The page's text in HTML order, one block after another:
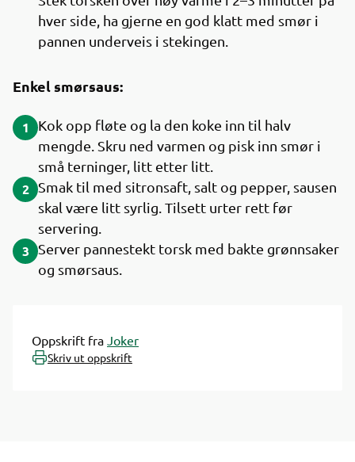
hver side, ha gjerne en god klatt med smør i
pannen underveis i stekingen.
Enkel smørsaus:
1
Kok opp fløte og la den koke inn til halv
mengde. Skru ned varmen og pisk inn smør i
små terninger, litt etter litt.
2 Smak til med sitronsaft, salt og pepper, sausen
skal være litt syrlig. Tilsett urter rett før
servering.
3
Server pannestekt torsk med bakte grønnsaker
og smørsaus.
Oppskrift fra Joker
Skriv ut oppskrift